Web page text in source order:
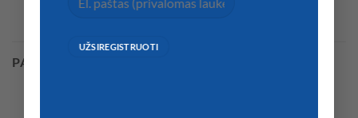
PANAŠŪS PRODUKTAI